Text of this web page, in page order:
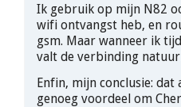
Ik gebruik op mijn N82
wifi ontvangst heb, en
gsm. Maar wanneer ik
valt de verbinding
Enfin, mijn conclusie:
genoeg voordeel om